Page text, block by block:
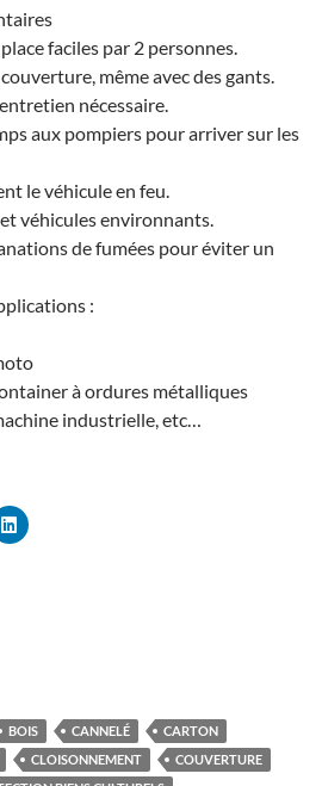
faciles par 2 personnes.
même avec des gants.
nécessaire.
aux pompiers pour arriver sur les
le véhicule en feu.
véhicules environnants.
de fumées pour éviter un
:
à ordures métalliques
industrielle, etc…
BOIS CANNELÉ
CARTON
CLOISONNEMENT
COUVERTURE